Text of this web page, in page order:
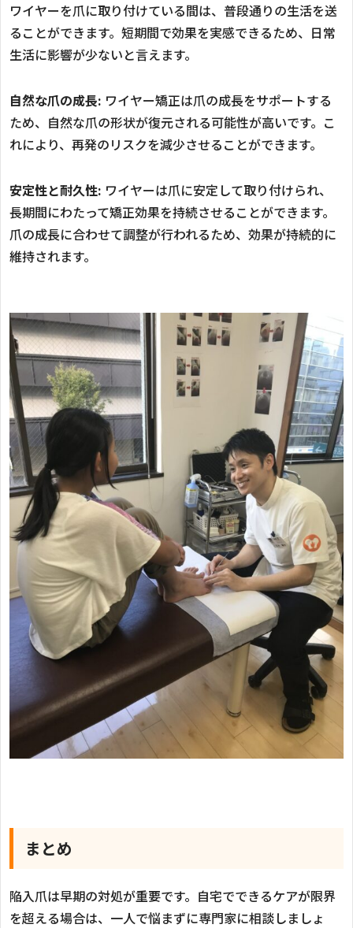
ワイヤーを爪に取り付けている間は、普段通りの生活を送
ることができます。短期間で効果を実感できるため、日常
生活に影響が少ないと言えます。
自然な爪の成長: ワイヤー矯正は爪の成長をサポートする
ため、自然な爪の形状が復元される可能性が高いです。こ
れにより、再発のリスクを減少させることができます。
安定性と耐久性: ワイヤーは爪に安定して取り付けられ、
長期間にわたって矯正効果を持続させることができます。
爪の成長に合わせて調整が行われるため、効果が持続的に
維持されます。
まとめ
陥入爪は早期の対処が重要です。自宅でできるケアが限界
を超える場合は、一人で悩まずに専門家に相談しましょ